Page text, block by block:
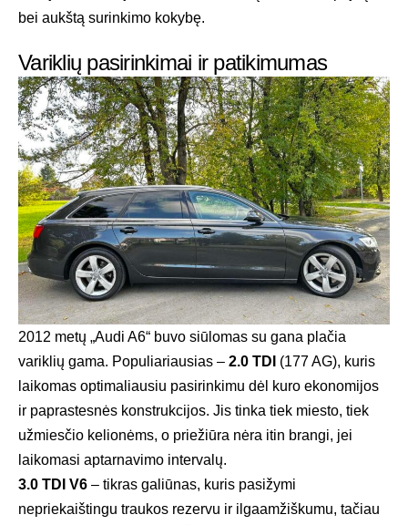
bei aukštą surinkimo kokybę.
Variklių pasirinkimai ir patikimumas
2012 metų „Audi A6“ buvo siūlomas su gana plačia
variklių gama. Populiariausias – 2.0 TDI (177 AG), kuris
laikomas optimaliausiu pasirinkimu dėl kuro ekonomijos
ir paprastesnės konstrukcijos. Jis tinka tiek miesto, tiek
užmiesčio kelionėms, o priežiūra nėra itin brangi, jei
laikomasi aptarnavimo intervalų.
3.0 TDI V6 – tikras galiūnas, kuris pasižymi
nepriekaištingu traukos rezervu ir ilgaamžiškumu, tačiau